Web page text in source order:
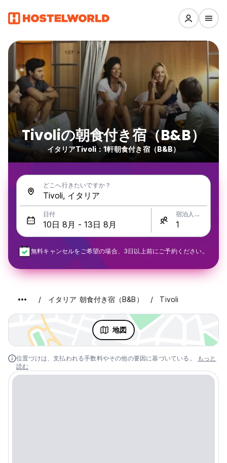
Tivoliの朝食付き宿（B&B）
イタリアTivoli：1軒朝食付き宿（B&B）
どこへ行きたいですか？
日付 宿泊人数
無料キャンセルをご希望の場合、3日以上前にご予約ください。
イタリア 朝食付き宿（B&B） Tivoli
地図
位置づけは、支払われる手数料やその他の要因に基づいている。
もっと
読む